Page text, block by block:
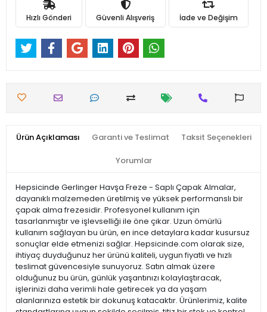
Hızlı Gönderi Güvenli Alışveriş İade ve Değişim
Ürün Açıklaması Garanti ve Teslimat Taksit Seçenekleri
Yorumlar
Hepsicinde Gerlinger Havşa Freze - Saplı Çapak Almalar,
dayanıklı malzemeden üretilmiş ve yüksek performanslı bir
çapak alma frezesidir. Profesyonel kullanım için
tasarlanmıştır ve işlevselliği ile öne çıkar. Uzun ömürlü
kullanım sağlayan bu ürün, en ince detaylara kadar kusursuz
sonuçlar elde etmenizi sağlar. Hepsicinde.com olarak size,
ihtiyaç duyduğunuz her ürünü kaliteli, uygun fiyatlı ve hızlı
teslimat güvencesiyle sunuyoruz. Satın almak üzere
olduğunuz bu ürün, günlük yaşantınızı kolaylaştıracak,
işlerinizi daha verimli hale getirecek ya da yaşam
alanlarınıza estetik bir dokunuş katacaktır. Ürünlerimiz, kalite